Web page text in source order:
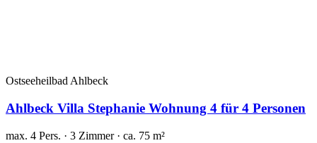
Ostseeheilbad Ahlbeck
Ahlbeck Villa Stephanie Wohnung 4 für 4 Personen
max. 4 Pers. · 3 Zimmer · ca. 75 m²